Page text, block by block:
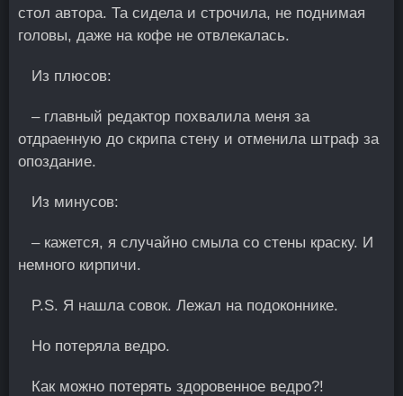
стол автора. Та сидела и строчила, не поднимая
головы, даже на кофе не отвлекaлась.
Из плюсов:
– главный редактор похвалила меня за
отдраенную до скрипа стену и отменила штраф за
опоздание.
Из минусов:
– кажется, я случайно смыла со стены краску. И
немного кирпичи.
P.S. Я нашла совок. Лежал на подоконнике.
Но потеряла ведро.
Как можно потерять здоровенное ведро?!